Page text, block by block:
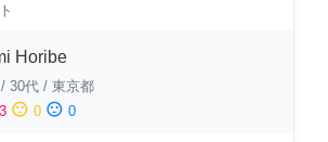
Horibe
/ 30代 / 東京都
sentiment_neutral 0 sentiment_dissatisfied 0